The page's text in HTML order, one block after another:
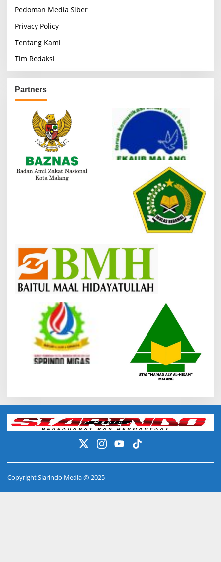
Pedoman Media Siber
Privacy Policy
Tentang Kami
Tim Redaksi
Partners
Copyright Siarindo Media @ 2025